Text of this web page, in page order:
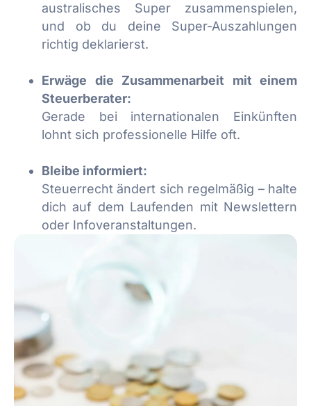
australisches Super zusammenspielen,
und ob du deine Super-Auszahlungen
richtig deklarierst.
Erwäge die Zusammenarbeit mit einem
Steuerberater:
Gerade bei internationalen Einkünften
lohnt sich professionelle Hilfe oft.
Bleibe informiert:
Steuerrecht ändert sich regelmäßig – halte
dich auf dem Laufenden mit Newslettern
oder Infoveranstaltungen.